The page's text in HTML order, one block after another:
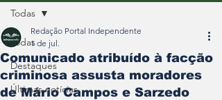
Todas
Destaques
Últimas notícias
Todas
Comunicado atribuído à facção
criminosa assusta moradores
de Mário Campos e Sarzedo
Redação Portal Independente
1 de jul.